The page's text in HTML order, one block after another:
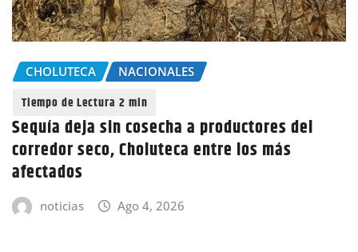
CHOLUTECA NACIONALES
Sequía deja sin cosecha a productores del
corredor seco, Choluteca entre los más
afectados
noticias Ago 4, 2026